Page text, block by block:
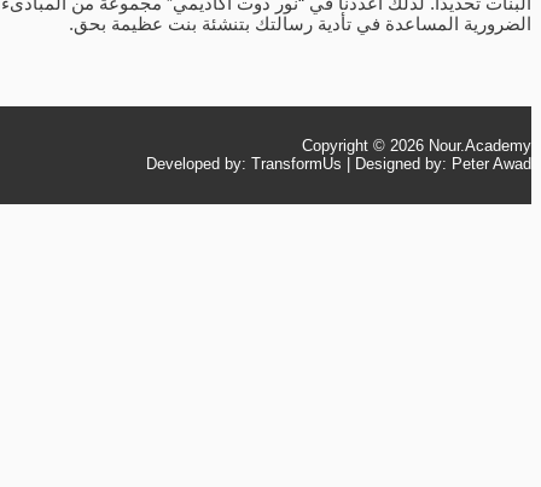
البنات تحديدًا. لذلك أعددنا في “نور دوت أكاديمي” مجموعة من المبادىء
الضرورية المساعدة في تأدية رسالتك بتنشئة بنت عظيمة بحق.
Copyright © 2026Nour.Academy
Developed by: TransformUs | Designed by: Peter Awad